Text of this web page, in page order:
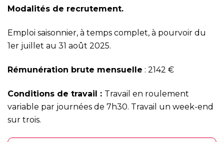
Modalités de recrutement.
Emploi saisonnier, à temps complet, à pourvoir du
1er juillet au 31 août 2025.
Rémunération brute mensuelle : 2142 €
Conditions de travail : Travail en roulement
variable par journées de 7h30. Travail un week-end
sur trois.